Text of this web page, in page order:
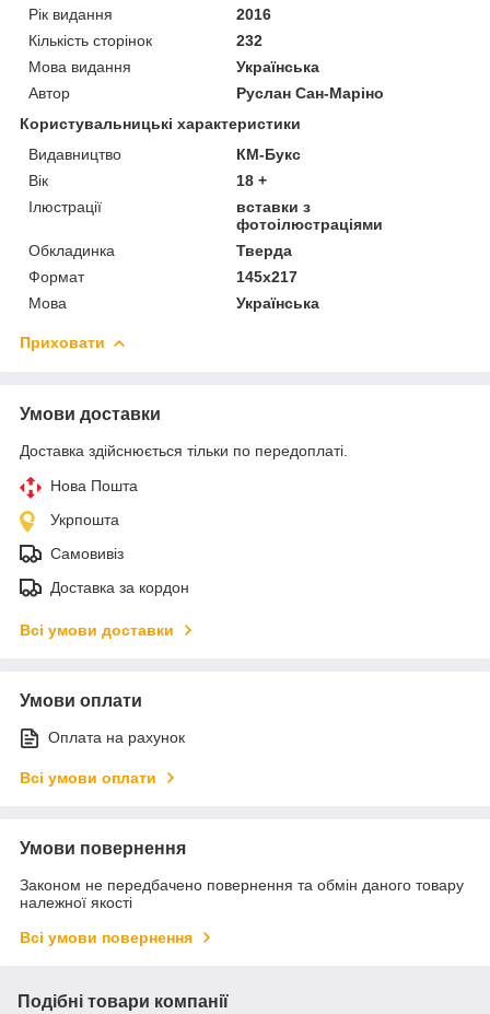
Рік видання
2016
Кількість сторінок
232
Мова видання
Українська
Автор
Руслан Сан-Маріно
Користувальницькі характеристики
Видавництво
КМ-Букс
Вік
18 +
Ілюстрації
вставки з
фотоілюстраціями
Обкладинка
Тверда
Формат
145х217
Мова
Українська
Приховати
Умови доставки
Доставка здійснюється тільки по передоплаті.
Нова Пошта
Укрпошта
Самовивіз
Доставка за кордон
Всі умови доставки
Умови оплати
Оплата на рахунок
Всі умови оплати
Умови повернення
Законом не передбачено повернення та обмін даного товару
належної якості
Всі умови повернення
Подібні товари компанії